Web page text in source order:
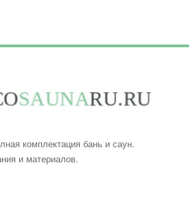
OSAUNARU.RU
комплектация бань и саун.
и материалов.